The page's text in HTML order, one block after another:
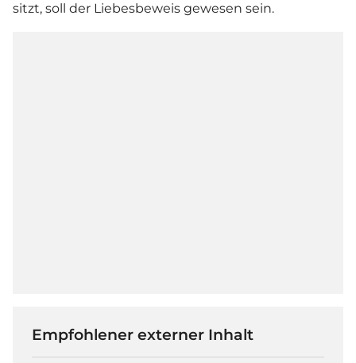
sitzt, soll der Liebesbeweis gewesen sein.
Empfohlener externer Inhalt